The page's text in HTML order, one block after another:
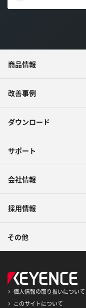
商品情報
改善事例
ダウンロード
サポート
会社情報
採用情報
その他
個人情報の取り扱いについて
このサイトについて